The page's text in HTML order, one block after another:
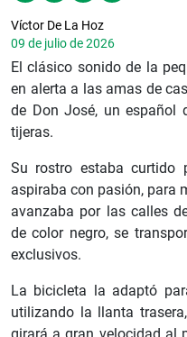
Víctor De La Hoz
09 de julio de 2026
El clásico sonido de la
en alerta a las amas de
de Don José, un español
tijeras.
Su rostro estaba curtido
aspiraba con pasión, para
avanzaba por las calles
de color negro, se
exclusivos.
La bicicleta la adaptó
utilizando la llanta